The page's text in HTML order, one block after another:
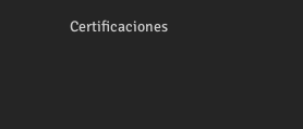
Certificaciones